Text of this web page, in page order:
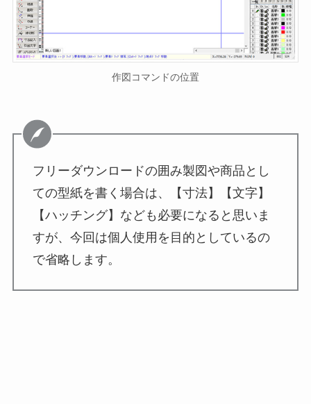
作図コマンドの位置
フリーダウンロードの囲み製図や商品とし
ての型紙を書く場合は、【寸法】【文字】
【ハッチング】なども必要になると思いま
すが、今回は個人使用を目的としているの
で省略します。